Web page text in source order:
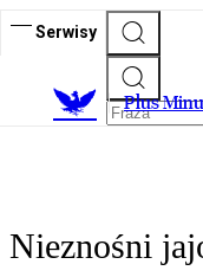
Serwisy
Plus
Nieznośni